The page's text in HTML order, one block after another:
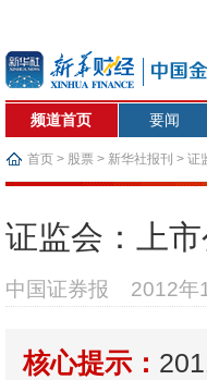
频道首页 要闻
首页 > 股票 > 新华社报刊 > 证
证监会：上
中国证券报 2012年
核心提示：